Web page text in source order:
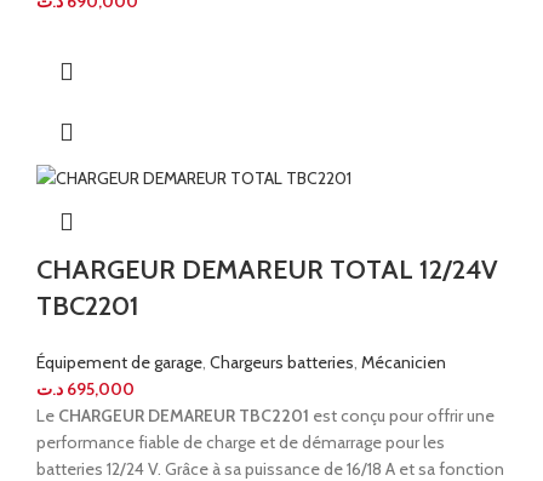
CHARGEUR DEMAREUR TOTAL 12/24V
TBC2201
Équipement de garage, Chargeurs batteries, Mécanicien
695,000 د.ت
Le CHARGEUR DEMAREUR TBC2201 est conçu pour offrir une
performance fiable de charge et de démarrage pour les
batteries 12/24 V. Grâce à sa puissance de 16/18 A et sa fonction